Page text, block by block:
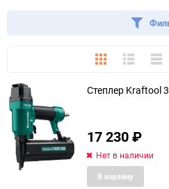
ПлиткаПодробно
еще 3 фото
Степлер Kraftool
17 230₽
Нет в наличии
В корзину